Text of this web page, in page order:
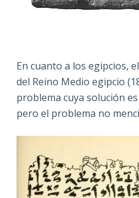
En cuanto a los egipcios, el
del Reino Medio egipcio
problema cuya solución
pero el problema no